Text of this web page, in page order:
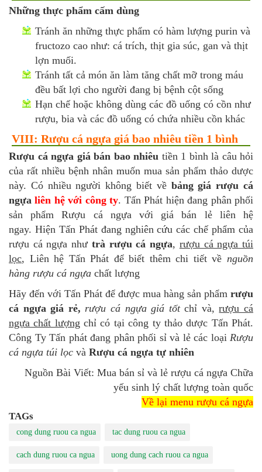
Những thực phẩm cấm dùng
Tránh ăn những thực phẩm có hàm lượng purin và
fructozo cao như: cá trích, thịt gia súc, gan và thịt
lợn muối.
Tránh tất cả món ăn làm tăng chất mỡ trong máu
đều bất lợi cho người đang bị bệnh cột sống
Hạn chế hoặc không dùng các đồ uống có cồn như
rượu, bia và các đồ uống có chứa nhiều cồn khác
VIII: Rượu cá ngựa giá bao nhiêu tiền 1 bình
Rượu cá ngựa giá bán bao nhiêu tiền 1 bình là câu hỏi
của rất nhiều bệnh nhân muốn mua sản phẩm thảo dược
này. Có nhiều người không biết về bảng giá rượu cá
ngựa liên hệ với công ty. Tấn Phát hiện đang phân phối
sản phẩm Rượu cá ngựa với giá bán lẻ liên hệ
ngay. Hiện Tấn Phát đang nghiên cứu các chế phẩm của
rượu cá ngựa như trà rượu cá ngựa, rượu cá ngựa túi
lọc, Liên hệ Tấn Phát để biết thêm chi tiết về nguồn
hàng rượu cá ngựa chất lượng
Hãy đến với Tấn Phát để được mua hàng sản phẩm rượu
cá ngựa giá rẻ, rượu cá ngựa giá tốtchỉ và,rượu cá
ngựa chất lượng chỉ có tại công ty thảo dược Tấn Phát.
Công Ty Tấn phát đang phân phối sỉ và lẻ các loại Rượu
cá ngựa túi lọc và Rượu cá ngựa tự nhiên
Nguồn Bài Viết: Mua bán sỉ và lẻ rượu cá ngựa Chữa
yếu sinh lý chất lượng toàn quốc
Về lại menu rượu cá ngựa
TAGs
cong dung ruou ca ngua tac dung ruou ca ngua
cach dung ruou ca ngua uong dung cach ruou ca ngua